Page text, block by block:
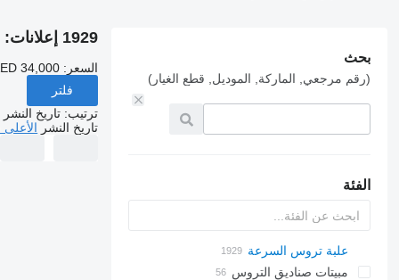
بحث
(رقم مرجعي, الماركة, الموديل, قطع الغيار)
الفئة
علبة تروس السرعة
مبيتات صناديق التروس
1929 إعلانات:
السعر: 34,000
فلتر
ترتيب: تاريخ النشر
تاريخ النشر